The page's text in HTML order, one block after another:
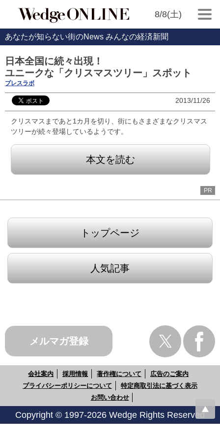
8/8(土)
あなたが知らない街のNews みんなの経済新聞
日本全国に続々出現！
ユニークな「クリスマスツリー」スポット
プレスラボ
2013/11/26
クリスマスまであと1カ月を切り、街にもさまざまなクリスマス
ツリーが続々登場しているようです。
本文を読む
PR
トップページ
人気記事
メルマガ登録
会社案内 採用情報 著作権について
広告のご案内
プライバシーポリシーについて
特定商取引法に基づく表示
お問い合わせ
Copyright © 1997-2026 Wedge Rights Reserved